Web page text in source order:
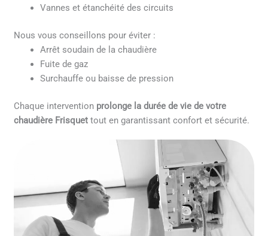
Vannes et étanchéité des circuits
Nous vous conseillons pour éviter :
Arrêt soudain de la chaudière
Fuite de gaz
Surchauffe ou baisse de pression
Chaque intervention prolonge la durée de vie de votre
chaudière Frisquet tout en garantissant confort et sécurité.